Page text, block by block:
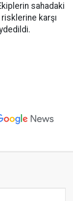
sahadaki
karşı